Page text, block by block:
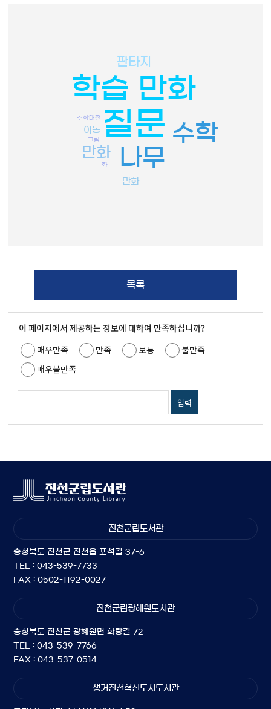
질문
학습 만화
나무
수학
만화
판타지
만화
아동
그림
수학대전
화
목록
이 페이지에서 제공하는 정보에 대하여 만족하십니까?
매우만족
만족 보통
불만족
매우불만족
진천군립도서관
충청북도 진천군 진천읍 포석길 37-6
TEL : 043-539-7733
FAX : 0502-1192-0027
진천군립광혜원도서관
충청북도 진천군 광혜원면 화랑길 72
TEL : 043-539-7766
FAX : 043-537-0514
생거진천혁신도시도서관